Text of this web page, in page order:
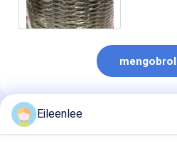
mengobrol
Rekomendasi Produk
Eileenlee